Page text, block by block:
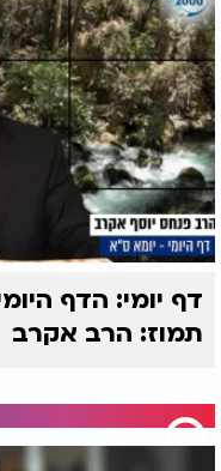
דף יומי: הדף
תמוז: הרב אקרב